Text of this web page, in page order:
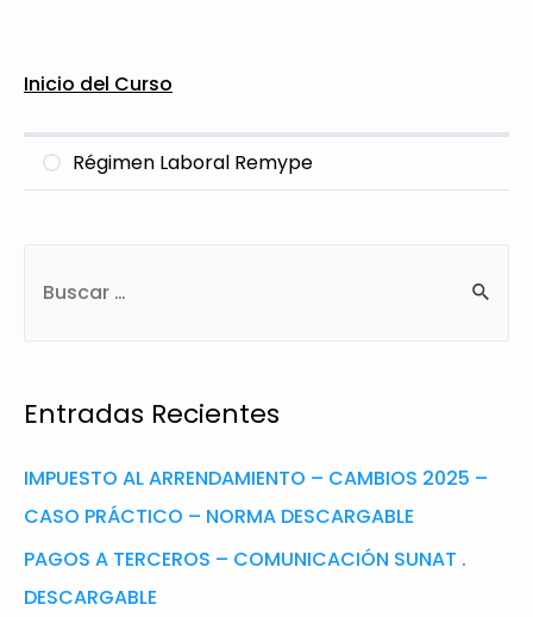
Inicio del Curso
Régimen Laboral Remype
Entradas Recientes
IMPUESTO AL ARRENDAMIENTO – CAMBIOS 2025 –
CASO PRÁCTICO – NORMA DESCARGABLE
PAGOS A TERCEROS – COMUNICACIÓN SUNAT .
DESCARGABLE